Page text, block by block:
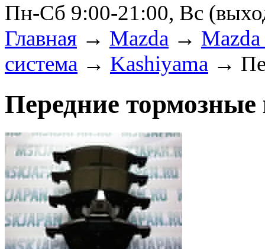
Пн-Сб 9:00-21:00, Вс
Главная → Mazda →
система → Kashiyama →
Передние тормозные